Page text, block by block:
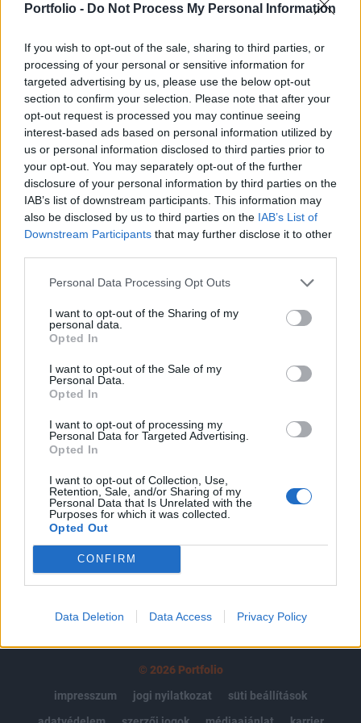
Portfolio - Do Not Process My Personal Information
If you wish to opt-out of the sale, sharing to third parties, or
processing of your personal or sensitive information for
targeted advertising by us, please use the below opt-out
section to confirm your selection. Please note that after your
opt-out request is processed you may continue seeing
interest-based ads based on personal information utilized by
us or personal information disclosed to third parties prior to
your opt-out. You may separately opt-out of the further
disclosure of your personal information by third parties on the
IAB’s list of downstream participants. This information may
also be disclosed by us to third parties on the IAB’s List of
Downstream Participants that may further disclose it to other
Personal Data Processing Opt Outs
I want to opt-out of the Sharing of my
personal data.
Opted In
I want to opt-out of the Sale of my
Personal Data.
Opted In
I want to opt-out of processing my
Personal Data for Targeted Advertising.
Opted In
I want to opt-out of Collection, Use,
Retention, Sale, and/or Sharing of my
Personal Data that Is Unrelated with the
Purposes for which it was collected.
Opted Out
CONFIRM
Data Deletion Data Access Privacy Policy
Megrekedni látszanak az ukrajnai tűzszüneti
Trump beszéljen Vlagyimir Putyinnal, közölte
pénteken a Kreml.
Amerikai sajtóértesülések szerint Donald Trump belső köre
azt tanácsolja az amerikai elnöknek, hogy ne folytasson
közvetlen beszélgetést Putyinnal, amíg az orosz vezető
nem kötelezi el magát egy teljes körű ukrajnai tűzszünet
mellett. Az orosz elnök korábban hangsúlyozta, elviekben
nyitott erre, de csak számos feltétel teljesülése esetén. Kirill
Dmitrijev, Putyin befektetési...
KEDVES OLVASÓNK!
A keresett cikk a portfolio.hu hírarchívumához
tartozik, melynek olvasása előfizetéses
Az előfizetés a következőket tartalmazza:
Portfolio.hu teljes cikkarchívum
Kötéslisták: BÉT elmúlt 2 év napon belüli
kötéslistái
Előfizetés
MÁR ELŐFIZETŐNK VAGY?BEJELENTKEZÉS
© 2026 Portfolio
impresszum
jogi nyilatkozat
süti beállítások